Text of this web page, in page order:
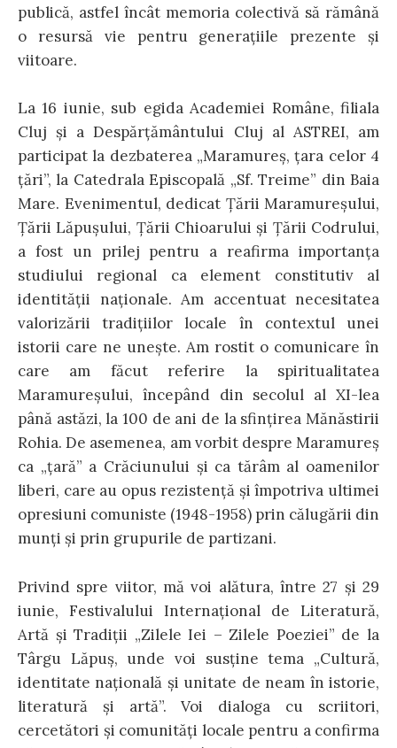
publică, astfel încât memoria colectivă să rămână
o resursă vie pentru generaţiile prezente şi
viitoare.
La 16 iunie, sub egida Academiei Române, filiala
Cluj și a Despărțământului Cluj al ASTREI, am
participat la dezbaterea „Maramureş, ţara celor 4
ţări”, la Catedrala Episcopală „Sf. Treime” din Baia
Mare. Evenimentul, dedicat Ţării Maramureşului,
Ţării Lăpuşului, Ţării Chioarului şi Ţării Codrului,
a fost un prilej pentru a reafirma importanţa
studiului regional ca element constitutiv al
identităţii naţionale. Am accentuat necesitatea
valorizării tradiţiilor locale în contextul unei
istorii care ne uneşte. Am rostit o comunicare în
care am făcut referire la spiritualitatea
Maramureșului, începând din secolul al XI-lea
până astăzi, la 100 de ani de la sfințirea Mănăstirii
Rohia. De asemenea, am vorbit despre Maramureș
ca „țară” a Crăciunului și ca tărâm al oamenilor
liberi, care au opus rezistență și împotriva ultimei
opresiuni comuniste (1948-1958) prin călugării din
munți și prin grupurile de partizani.
Privind spre viitor, mă voi alătura, între 27 şi 29
iunie, Festivalului Internaţional de Literatură,
Artă şi Tradiţii „Zilele Iei – Zilele Poeziei” de la
Târgu Lăpuş, unde voi susţine tema „Cultură,
identitate naţională şi unitate de neam în istorie,
literatură şi artă”. Voi dialoga cu scriitori,
cercetători şi comunităţi locale pentru a confirma